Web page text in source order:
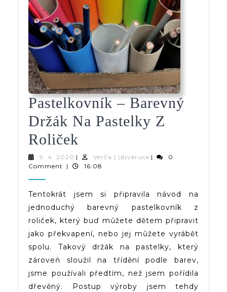
Pastelkovník – Barevný
Držák Na Pastelky Z
Roliček
–
Držák
Na
Pastelky
Z
Roliček
9. 4. 2020 9.
4.
| Verča | (d)veruceVerča
|
0
Comment
| 16:08
Tentokrát jsem si připravila návod na
jednoduchý barevný pastelkovník z
roliček, který buď můžete dětem připravit
jako překvapení, nebo jej můžete vyrábět
spolu. Takový držák na pastelky, který
zároveň sloužil na třídění podle barev,
jsme používali předtím, než jsem pořídila
dřevěný. Postup výroby jsem tehdy